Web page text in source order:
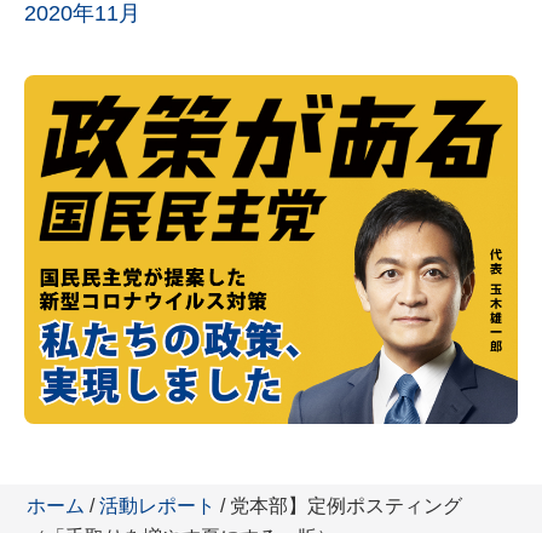
2020年11月
ホーム /活動レポート / 党本部】定例ポスティング